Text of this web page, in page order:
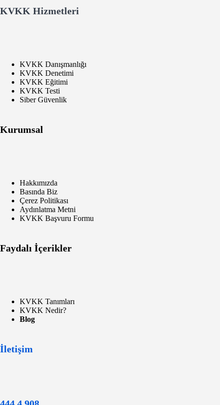
KVKK Hizmetleri
KVKK Danışmanlığı
KVKK Denetimi
KVKK Eğitimi
KVKK Testi
Siber Güvenlik
Kurumsal
Hakkımızda
Basında Biz
Çerez Politikası
Aydınlatma Metni
KVKK Başvuru Formu
Faydalı İçerikler
KVKK Tanımları
KVKK Nedir?
Blog
İletişim